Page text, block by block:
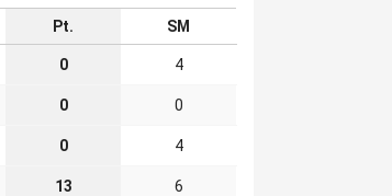
Pt. SM
0 4
0 0
0 4
13 6